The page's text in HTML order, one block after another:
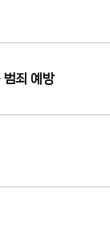
죄 예방